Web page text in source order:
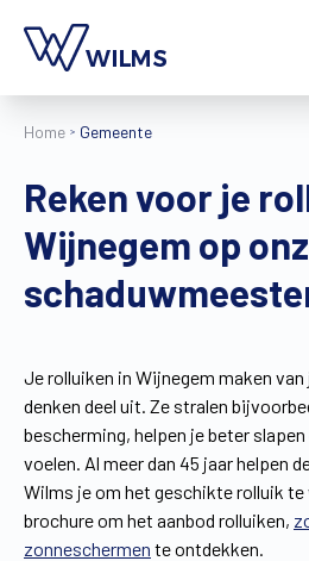
Home
Inspiratie
Tools
Extra
Jobs
Wilms
NL
Home Gemeente
Reken voor je
Wijnegem op
Je rolluiken in Wijnegem maken
denken deel uit. Ze stralen
bescherming, helpen je beter
voelen. Al meer dan 45 jaar helpen
Wilms je om het geschikte rolluik te
brochure om het aanbod rolluiken,
zonneschermen te ontdekken.